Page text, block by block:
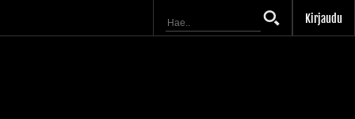
Kirjaudu